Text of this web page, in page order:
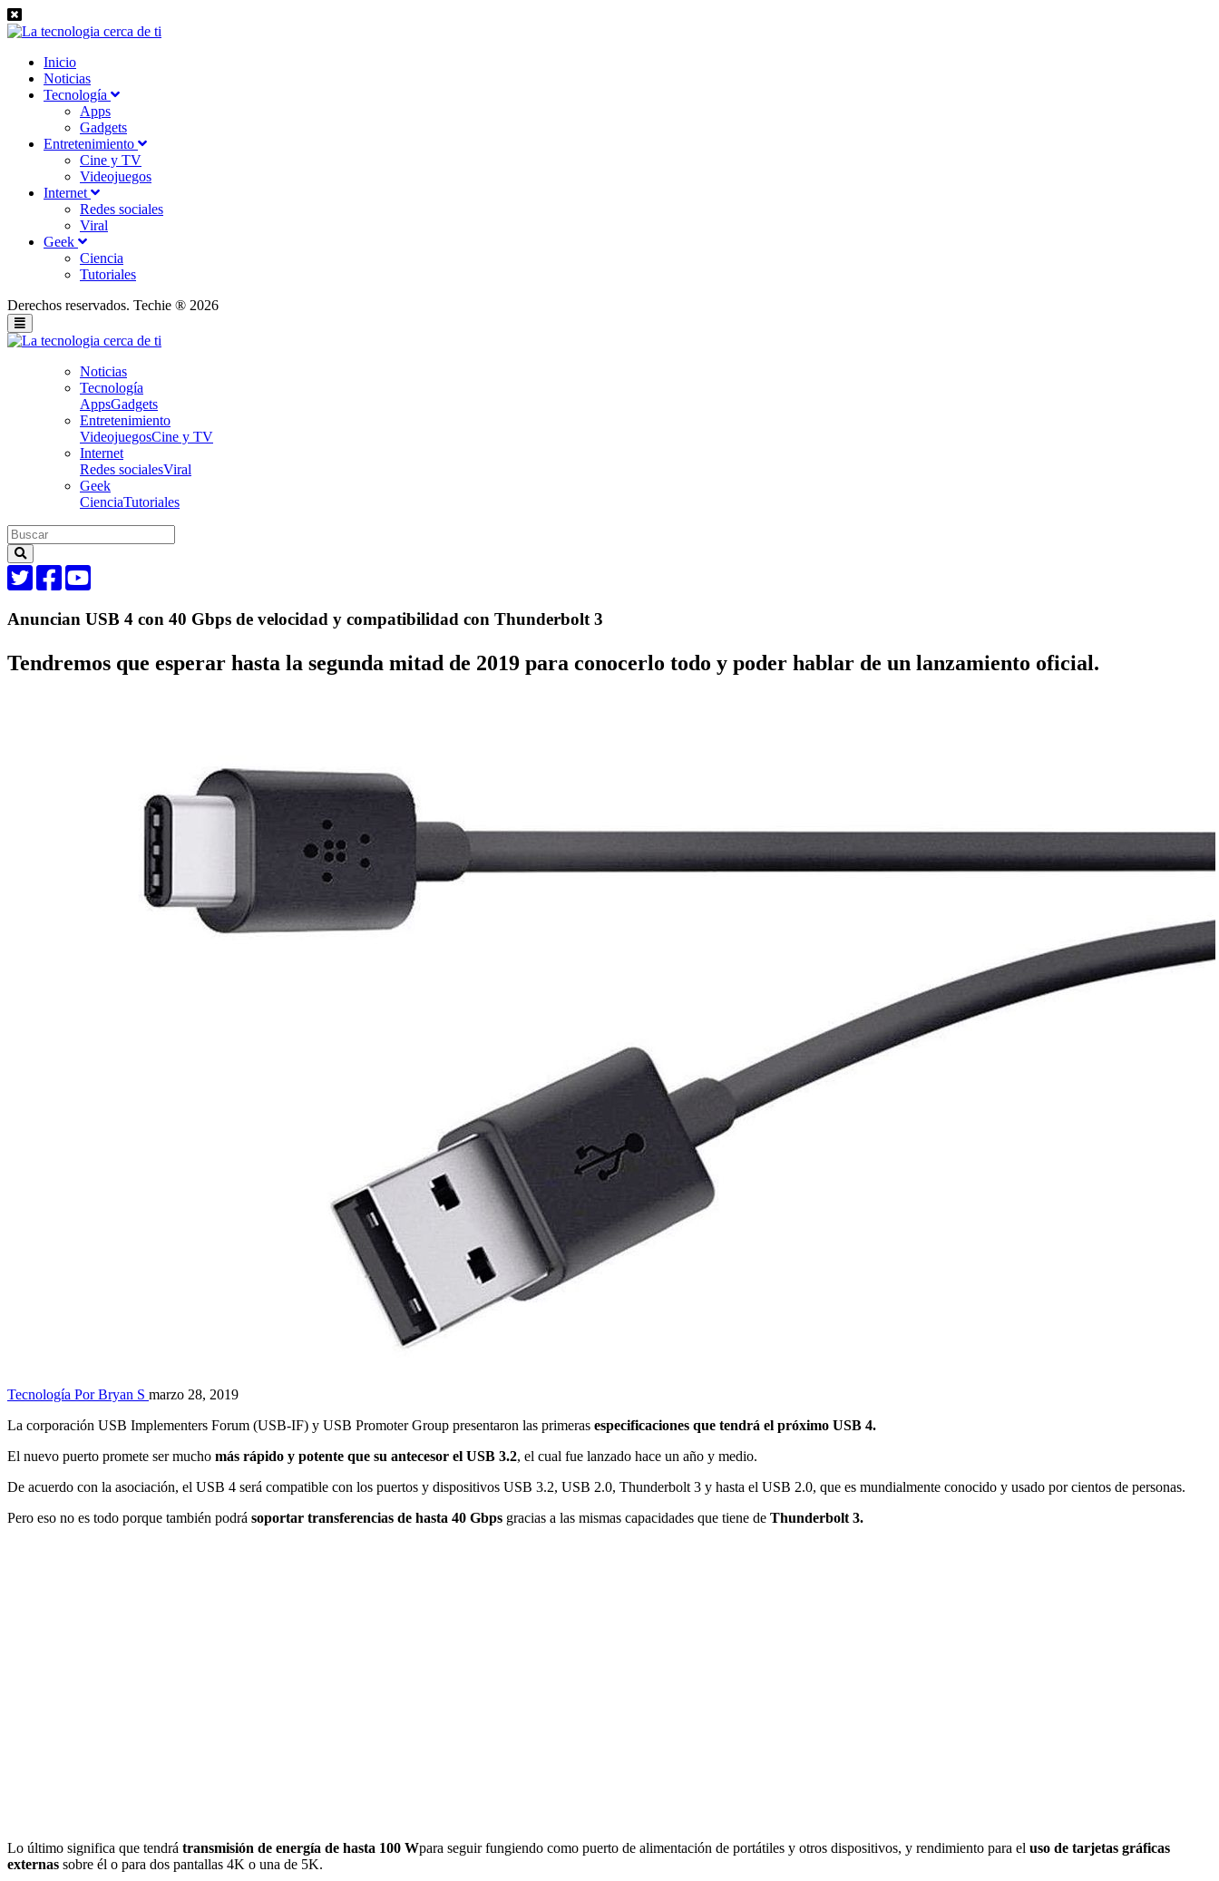
Inicio
Noticias
Tecnología
Apps
Gadgets
Entretenimiento
Cine y TV
Videojuegos
Internet
Redes sociales
Viral
Geek
Ciencia
Tutoriales
Derechos reservados. Techie ® 2026
Noticias
Tecnología
AppsGadgets
Entretenimiento
VideojuegosCine y TV
Internet
Redes socialesViral
Geek
CienciaTutoriales
Anuncian USB 4 con 40 Gbps de velocidad y compatibilidad con Thunderbolt 3
Tendremos que esperar hasta la segunda mitad de 2019 para conocerlo todo y poder hablar de un lanzamiento oficial.
Tecnología Por Bryan S marzo 28, 2019
La corporación USB Implementers Forum (USB-IF) y USB Promoter Group presentaron las primeras especificaciones que tendrá el próximo USB 4.
El nuevo puerto promete ser mucho más rápido y potente que su antecesor el USB 3.2, el cual fue lanzado hace un año y medio.
De acuerdo con la asociación, el USB 4 será compatible con los puertos y dispositivos USB 3.2, USB 2.0, Thunderbolt 3 y hasta el USB 2.0, que es mundialmente conocido y usado por cientos de personas.
Pero eso no es todo porque también podrá soportar transferencias de hasta 40 Gbps gracias a las mismas capacidades que tiene de Thunderbolt 3.
Lo último significa que tendrá transmisión de energía de hasta 100 Wpara seguir fungiendo como puerto de alimentación de portátiles y otros dispositivos, y rendimiento para el uso de tarjetas gráficas
externas sobre él o para dos pantallas 4K o una de 5K.